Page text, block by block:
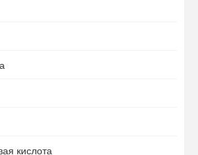
кислота